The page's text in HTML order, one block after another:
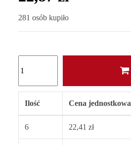
281 osób kupiło
Ilość Cena jednostkowa
6 22,41 zł